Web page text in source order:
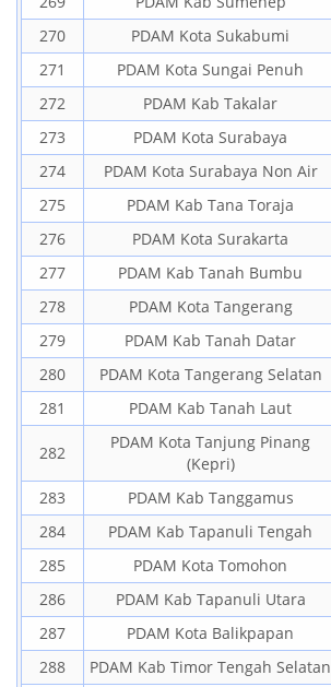
270
PDAM Kota Sukabumi
271
PDAM Kota Sungai Penuh
272
PDAM Kab Takalar
273
PDAM Kota Surabaya
274
PDAM Kota Surabaya Non Air
275
PDAM Kab Tana Toraja
276
PDAM Kota Surakarta
277
PDAM Kab Tanah Bumbu
278
PDAM Kota Tangerang
279
PDAM Kab Tanah Datar
280
PDAM Kota Tangerang Selatan
281
PDAM Kab Tanah Laut
282
PDAM Kota Tanjung Pinang
(Kepri)
283 PDAM Kab Tanggamus
284
PDAM Kab Tapanuli Tengah
285
PDAM Kota Tomohon
286
PDAM Kab Tapanuli Utara
287
PDAM Kota Balikpapan
288
PDAM Kab Timor Tengah Selatan